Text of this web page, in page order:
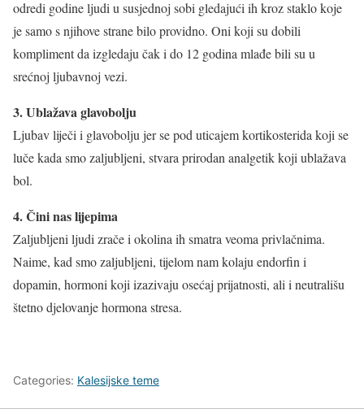
odredi godine ljudi u susjednoj sobi gledajući ih kroz staklo koje
je samo s njihove strane bilo providno. Oni koji su dobili
kompliment da izgledaju čak i do 12 godina mlađe bili su u
srećnoj ljubavnoj vezi.
3. Ublažava glavobolju
Ljubav liječi i glavobolju jer se pod uticajem kortikosterida koji se
luče kada smo zaljubljeni, stvara prirodan analgetik koji ublažava
bol.
4. Čini nas lijepima
Zaljubljeni ljudi zrače i okolina ih smatra veoma privlačnima.
Naime, kad smo zaljubljeni, tijelom nam kolaju endorfin i
dopamin, hormoni koji izazivaju osećaj prijatnosti, ali i neutrališu
štetno djelovanje hormona stresa.
Categories: Kalesijske teme